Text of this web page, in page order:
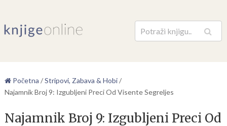
Pretraga
Početna /Stripovi, Zabava & Hobi/
Najamnik Broj 9: Izgubljeni Preci Od Visente Segreljes
Najamnik Broj 9: Izgubljeni Preci Od